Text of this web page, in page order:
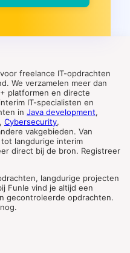
freelance IT-opdrachten
We verzamelen meer dan
platformen en directe
IT-specialisten en
in Java development,
, Cybersecurity,
vakgebieden. Van
langdurige interim
direct bij de bron. Registreer
langdurige projecten
Funle vind je altijd een
gecontroleerde opdrachten.